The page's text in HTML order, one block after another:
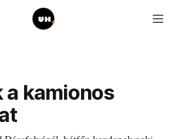
a kamionos